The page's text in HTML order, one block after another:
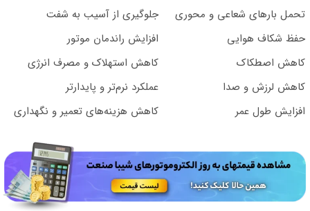
تحمل بارهای شعاعی و محوری
جلوگیری از آسیب به شفت
حفظ شکاف هوایی
افزایش راندمان موتور
کاهش اصطکاک
کاهش استهلاک و مصرف انرژی
کاهش لرزش و صدا
عملکرد نرم‌تر و پایدارتر
افزایش طول عمر
کاهش هزینه‌های تعمیر و نگهداری